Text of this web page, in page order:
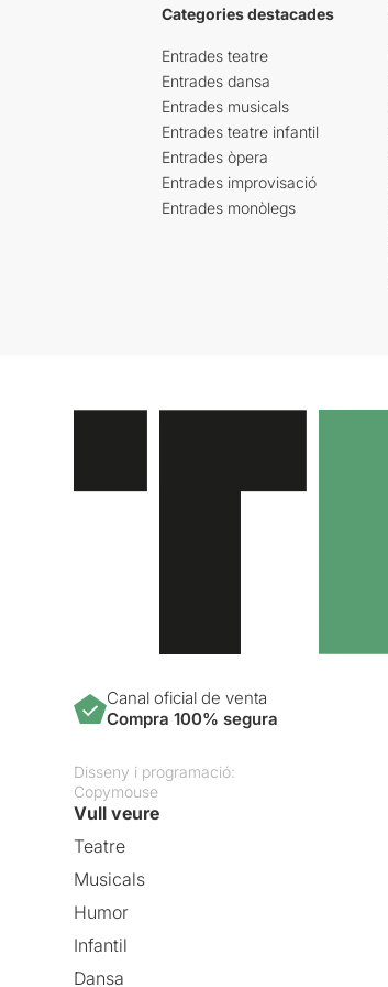
Categories destacades
Entrades teatre
Entrades dansa
Entrades musicals
Entrades teatre infantil
Entrades òpera
Entrades improvisació
Entrades monòlegs
Canal oficial de venta
Compra 100% segura
Disseny i programació:
Copymouse
Vull veure
Teatre
Musicals
Humor
Infantil
Dansa